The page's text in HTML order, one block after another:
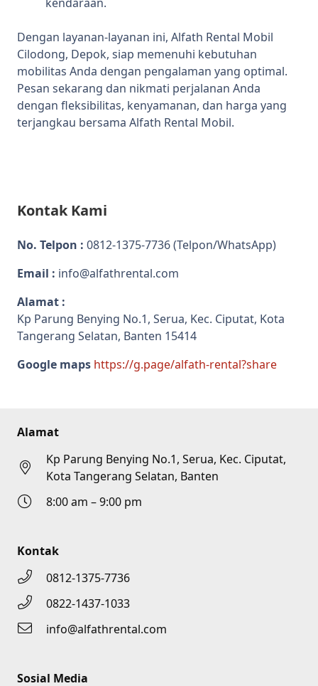
Dengan layanan-layanan ini, Alfath Rental Mobil
Cilodong, Depok, siap memenuhi kebutuhan
mobilitas Anda dengan pengalaman yang optimal.
Pesan sekarang dan nikmati perjalanan Anda
dengan fleksibilitas, kenyamanan, dan harga yang
terjangkau bersama Alfath Rental Mobil.
Kontak Kami
No. Telpon : 0812-1375-7736(Telpon/WhatsApp)
Email : info@alfathrental.com
Alamat :
Kp Parung Benying No.1, Serua, Kec. Ciputat, Kota
Tangerang Selatan, Banten 15414
Google maps https://g.page/alfath-rental?share
Alamat
Kp Parung Benying No.1, Serua, Kec. Ciputat,
Kota Tangerang Selatan, Banten
8:00 am – 9:00 pm
Kontak
0812-1375-7736
0822-1437-1033
info@alfathrental.com
Sosial Media